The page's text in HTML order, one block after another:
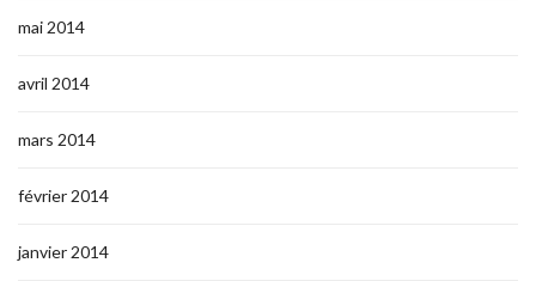
mai 2014
avril 2014
mars 2014
février 2014
janvier 2014